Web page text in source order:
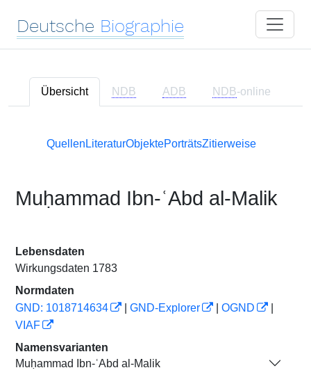
Deutsche Biographie
Übersicht NDB ADB NDB-online
Quellen LiteraturObjektePorträtsZitierweise
Muḥammad Ibn-ʿAbd al-Malik
Lebensdaten
Wirkungsdaten 1783
Normdaten
GND: 1018714634
GND-Explorer OGND
VIAF
Namensvarianten
Muḥammad Ibn-ʿAbd al-Malik